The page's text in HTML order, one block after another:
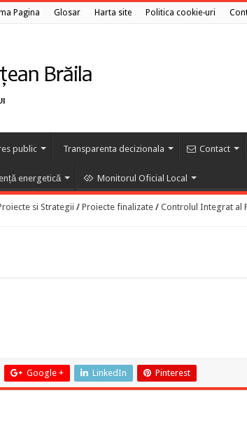
Pagina Glosar Harta site Politica cookie-uri
public Transparenta decizionala Contact
energetică Monitorul Oficial Local
si Strategii / Proiecte finalizate / Controlul Integrat al
Google + LinkedIn Pinterest